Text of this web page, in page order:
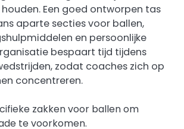
Een goed ontworpen tas
aparte secties voor ballen,
en persoonlijke
bespaart tijd tijdens
zodat coaches zich op
concentreren.
zakken voor ballen om
te voorkomen.